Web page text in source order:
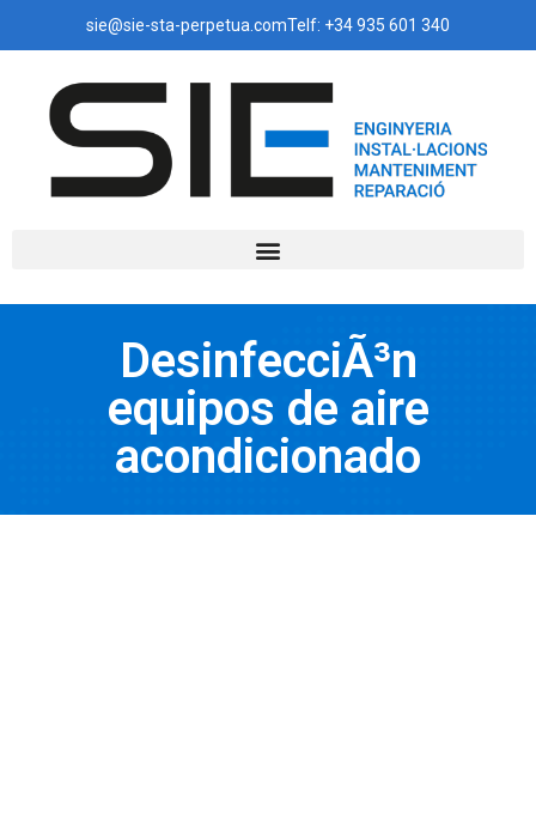
sie@sie-sta-perpetua.comTelf: +34 935 601 340
DesinfecciÃ³n
equipos de aire
acondicionado